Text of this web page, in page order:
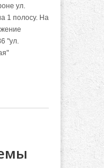
ул.
1 полосу. На
"ул.